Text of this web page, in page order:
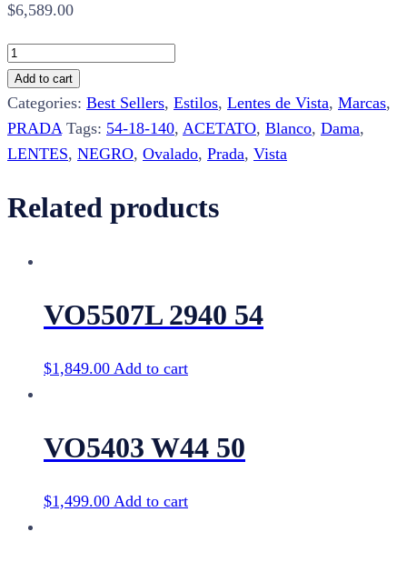
$6,589.00
PR17ZV
1AB1O1
54
quantity
Add to cart
Categories: Best Sellers, Estilos, Lentes de Vista, Marcas,
PRADA Tags: 54-18-140, ACETATO, Blanco, Dama,
LENTES, NEGRO, Ovalado, Prada, Vista
Related products
VO5507L 2940 54
$1,849.00 Add to cart
VO5403 W44 50
$1,499.00 Add to cart